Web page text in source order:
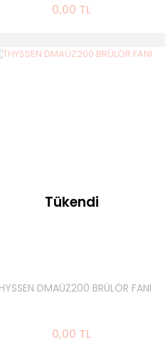
0,00 TL
Tükendi
DMAÜZ200 BRÜLÖR FANI
0,00 TL